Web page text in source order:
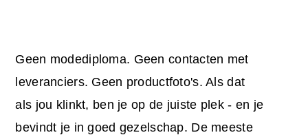
Geen modediploma. Geen contacten met
leveranciers. Geen productfoto's. Als dat
als jou klinkt, ben je op de juiste plek - en je
bevindt je in goed gezelschap. De meeste